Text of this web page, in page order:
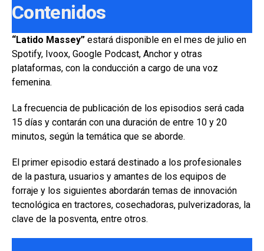
Contenidos
“Latido Massey” estará disponible en el mes de julio en
Spotify, Ivoox, Google Podcast, Anchor y otras
plataformas, con la conducción a cargo de una voz
femenina.
La frecuencia de publicación de los episodios será cada
15 días y contarán con una duración de entre 10 y 20
minutos, según la temática que se aborde.
El primer episodio estará destinado a los profesionales
de la pastura, usuarios y amantes de los equipos de
forraje y los siguientes abordarán temas de innovación
tecnológica en tractores, cosechadoras, pulverizadoras, la
clave de la posventa, entre otros.